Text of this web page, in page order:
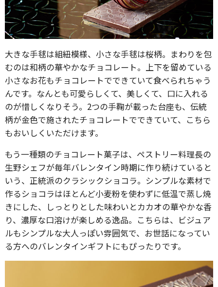
大きな手毬は組紐模様、小さな手毬は桜柄。まわりを包
むのは和柄の華やかなチョコレート。上下を留めている
小さなお花もチョコレートでできていて食べられちゃう
んです。なんとも可愛らしくて、美しくて、口に入れる
のが惜しくなりそう。2つの手鞠が載った台座も、伝統
柄が金色で施されたチョコレートでできていて、こちら
もおいしくいただけます。
もう一種類のチョコレート菓子は、ペストリー料理長の
生野シェフが毎年バレンタイン時期に作り続けていると
いう、正統派のクラシックショコラ。シンプルな素材で
作るショコラはほとんど小麦粉を使わずに低温で蒸し焼
きにした、しっとりとした味わいとカカオの華やかな香
り、濃厚な口溶けが楽しめる逸品。こちらは、ビジュア
ルもシンプルな大人っぽい雰囲気で、お世話になってい
る方へのバレンタインギフトにもぴったりです。